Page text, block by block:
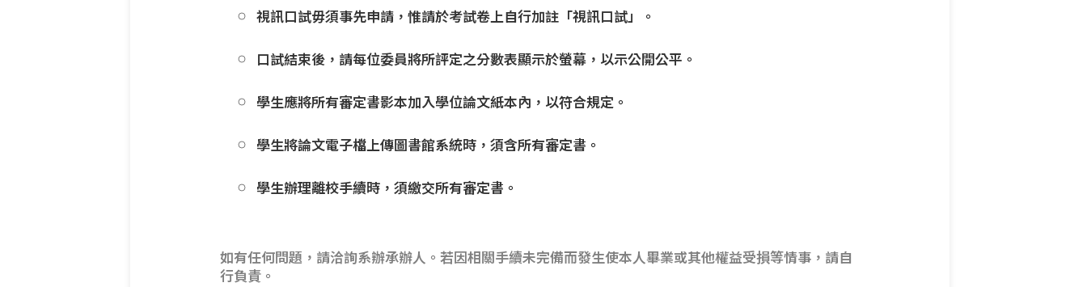
視訊口試毋須事先申請，惟請於考試卷上自行加註「視訊口試」。
口試結束後，請每位委員將所評定之分數表顯示於螢幕，以示公開公平。
學生應將所有審定書影本加入學位論文紙本內，以符合規定。
學生將論文電子檔上傳圖書館系統時，須含所有審定書。
學生辦理離校手續時，須繳交所有審定書。
如有任何問題，請洽詢系辦承辦人。若因相關手續未完備而發生使本人畢業或其他權益受損等情事，請自
行負責。